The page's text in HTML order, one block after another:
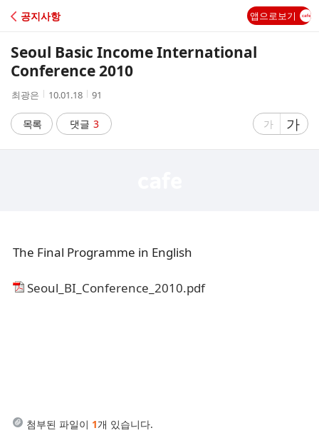
C
A
공지사항 앱으로보기
Seoul Basic Income International
Conference 2010
작
자
최광은
작
시
간
10.01.18
조
수
91
목록 댓글 3
글
가
글
자
가
The Final Programme in English
Seoul_BI_Conference_2010.pdf
첨부된 파일이 1개 있습니다.